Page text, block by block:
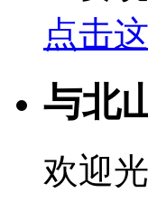
点击
与北
欢迎